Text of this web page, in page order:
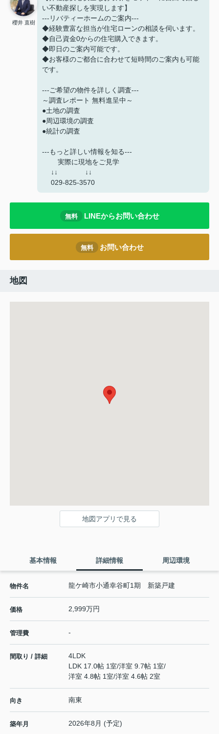
櫻井 直樹
い不動産探しを実現します】
---リバティーホームのご案内---
◆経験豊富な担当が住宅ローンの相談を伺います。
◆自己資金0からの住宅購入できます。
◆即日のご案内可能です。
◆お客様のご都合に合わせて短時間のご案内も可能
です。
---ご希望の物件を詳しく調査---
～調査レポート 無料進呈中～
●土地の調査
●周辺環境の調査
●統計の調査
---もっと詳しい情報を知る---
実際に現地をご見学
↓↓ ↓↓
029-825-3570
無料 LINEからお問い合わせ
無料 お問い合わせ
地図
地図アプリで見る
基本情報 詳細情報 周辺環境
物件名 龍ケ崎市小通幸谷町1期 新築戸建
価格 2,999万円
管理費 -
間取り / 詳細
4LDK
LDK 17.0帖 1室/洋室 9.7帖 1室/
洋室 4.8帖 1室/洋室 4.6帖 2室
向き 南東
築年月 2026年8月 (予定)